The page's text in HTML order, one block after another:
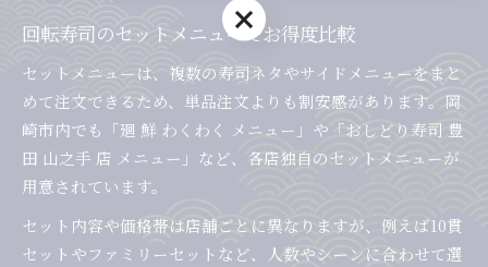
回転寿司のセットメニューでお得度比較
セットメニューは、複数の寿司ネタやサイドメニューをまと
めて注文できるため、単品注文よりも割安感があります。岡
崎市内でも「廻 鮮 わくわく メニュー」や「おしどり寿司 豊
田 山之手 店 メニュー」など、各店独自のセットメニューが
用意されています。
セット内容や価格帯は店舗ごとに異なりますが、例えば10貫
セットやファミリーセットなど、人数やシーンに合わせて選
お問い合わせはこちら